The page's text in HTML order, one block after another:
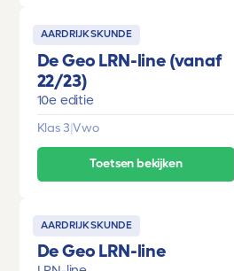
AARDRIJKSKUNDE
De Geo LRN-line (vanaf
22/23)
10e editie
Klas 3|Vwo
Toetsen bekijken
AARDRIJKSKUNDE
De Geo LRN-line